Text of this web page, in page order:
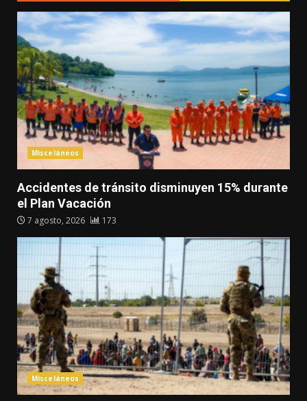
Misceláneos
Accidentes de tránsito disminuyen 15% durante
el Plan Vacación
7 agosto, 2026 173
Misceláneos